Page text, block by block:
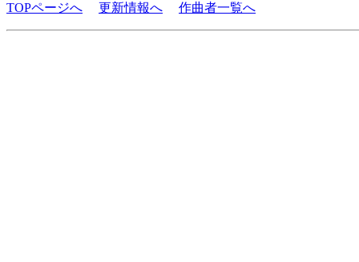
TOPページへ 更新情報へ 作曲者一覧へ